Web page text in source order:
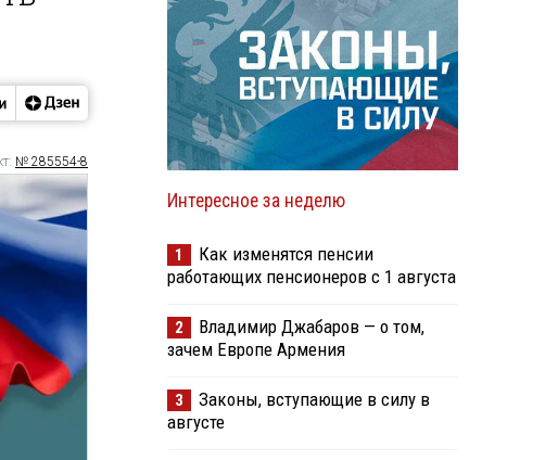
№ 285554-8
Интересное за неделю
1
Как изменятся пенсии
работающих пенсионеров с 1 августа
2
Владимир Джабаров — о том,
зачем Европе Армения
3
Законы, вступающие в силу в
августе